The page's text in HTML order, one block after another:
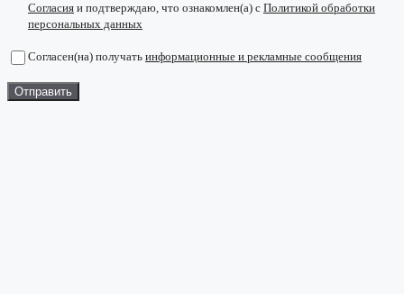
Согласия и подтверждаю, что ознакомлен(а) с Политикой обработки
персональных данных
Согласен(на) получать информационные и рекламные сообщения